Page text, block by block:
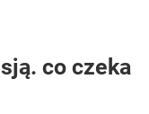
co czeka